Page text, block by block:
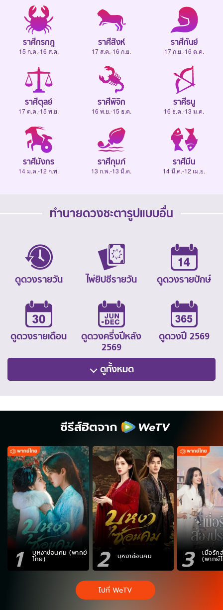
ราศีกรกฎ
15 ก.ค.-16 ส.ค.
ราศีสิงห์
17 ส.ค.-16 ก.ย.
ราศีกันย์
17 ก.ย.-16 ต.ค.
ราศีตุลย์
17 ต.ค.-15 พ.ย.
ราศีพิจิก
16 พ.ย.-15 ธ.ค.
ราศีธนู
16 ธ.ค.-13 ม.ค.
ราศีมังกร
14 ม.ค.-12 ก.พ.
ราศีกุมภ์
13 ก.พ.-13 มี.ค.
ราศีมีน
14 มี.ค.-12 เม.ย.
ทำนายดวงชะตารูปแบบอื่น
ดูดวงรายวัน ไพ่ยิปซีรายวัน ดูดวงรายปักษ์
ดูดวงรายเดือน
ดูดวงครึ่งปีหลัง
2569
ดูดวงปี 2569
ดูทั้งหมด
ซีรีส์ฮิตจาก
1 บุหงาซ่อนคม (พากย์
ไทย) 2 บุหงาซ่อนคม 3 เมื่อรัก
(พากย์
ไปที่ WeTV